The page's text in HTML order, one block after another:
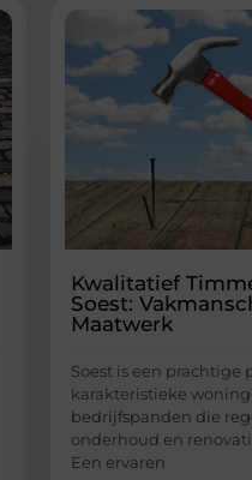
Kwalitatief
Soest:
Maatwerk
Soest is een prachtige
karakteristieke
bedrijfspanden die
onderhoud en
Een ervaren